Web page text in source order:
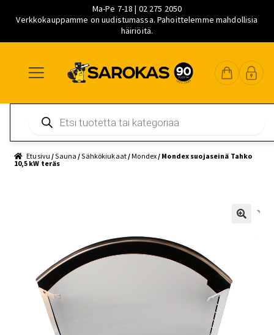
Ma-Pe 7-18 | 02 275 2050
Verkkokauppamme on uudistumassa. Pahoittelemme mahdollisia
häiriöitä.
navigointiin
sisältöön
pääsisältöön
search
Etusivu /Sauna /Sähkökiukaat/Mondex / Mondex suojaseinä Tahko
10,5 kW teräs